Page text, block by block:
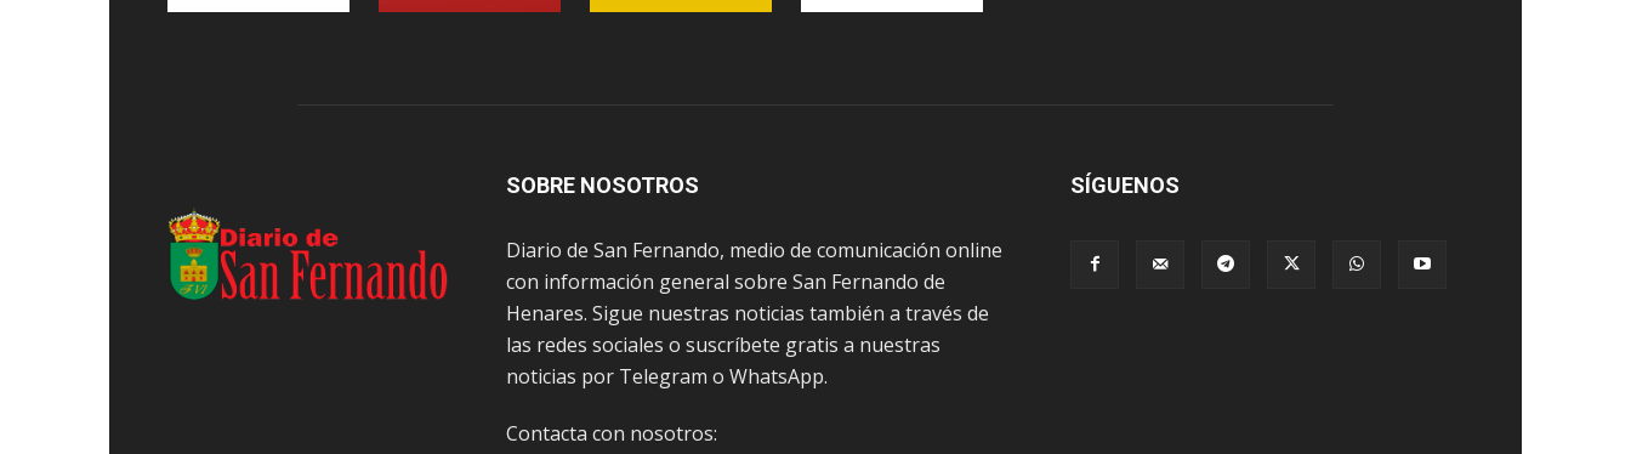
SOBRE NOSOTROS
Diario de San Fernando, medio de comunicación online
con información general sobre San Fernando de
Henares. Sigue nuestras noticias también a través de
las redes sociales o suscríbete gratis a nuestras
noticias por Telegram o WhatsApp.
Contacta con nosotros:
SÍGUENOS